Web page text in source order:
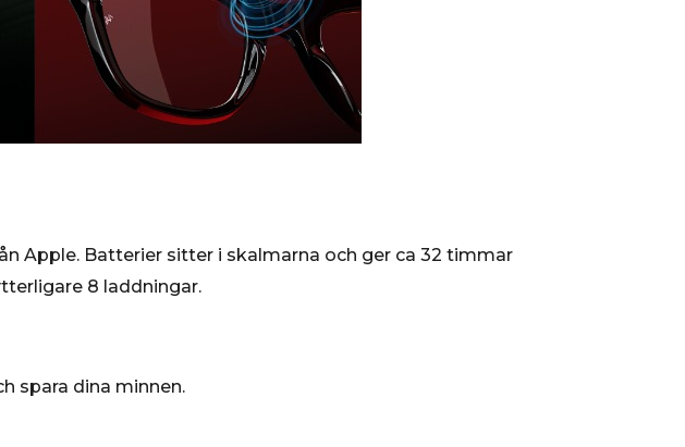
Apple. Batterier sitter i skalmarna och ger ca 32 timmar
8 laddningar.
spara dina minnen.